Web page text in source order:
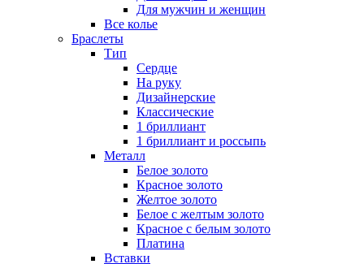
Для мужчин и женщин
Все колье
Браслеты
Тип
Сердце
На руку
Дизайнерские
Классические
1 бриллиант
1 бриллиант и россыпь
Металл
Белое золото
Красное золото
Желтое золото
Белое с желтым золото
Красное с белым золото
Платина
Вставки